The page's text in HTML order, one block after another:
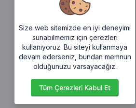
Size web sitemizde en iyi deneyimi
sunabilmemiz için çerezleri
kullanıyoruz. Bu siteyi kullanmaya
devam ederseniz, bundan memnun
olduğunuzu varsayacağız.
Tüm Çerezleri Kabul Et